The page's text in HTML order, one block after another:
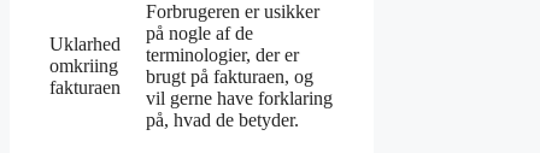
Uklarhed
omkriing
fakturaen
Forbrugeren er usikker
på nogle af de
terminologier, der er
brugt på fakturaen, og
vil gerne have forklaring
på, hvad de betyder.